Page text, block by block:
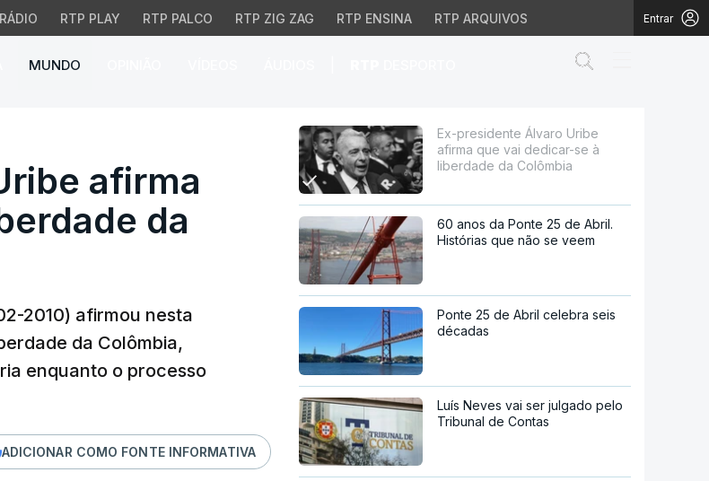
RÁDIO RTP PLAY RTP PALCO RTP ZIG ZAG RTP ENSINA RTP ARQUIVOS Entrar
MUNDO
afirma que vai dedicar-se à liberdade
afirma
da
2010) afirmou nesta
da Colômbia,
enquanto o processo
ADICIONAR COMO FONTE INFORMATIVA
Ex-presidente Álvaro Uribe
afirma que vai dedicar-se à
liberdade da Colômbia
60 anos da Ponte 25 de Abril.
Histórias que não se veem
Ponte 25 de Abril celebra seis
décadas
Luís Neves vai ser julgado pelo
Tribunal de Contas